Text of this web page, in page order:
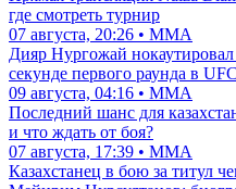
где смотреть турнир
07 августа, 20:26 • ММА
Дияр Нургожай нокаутировал
секунде первого раунда в
09 августа, 04:16 • ММА
Последний шанс для
и что ждать от боя?
07 августа, 17:39 • ММА
Казахстанец в бою за титул